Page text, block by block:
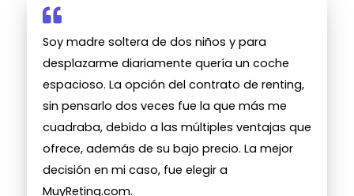
Soy madre soltera de dos niños y para
desplazarme diariamente quería un coche
espacioso. La opción del contrato de renting,
sin pensarlo dos veces fue la que más me
cuadraba, debido a las múltiples ventajas que
ofrece, además de su bajo precio. La mejor
decisión en mi caso, fue elegir a
MuyReting.com.